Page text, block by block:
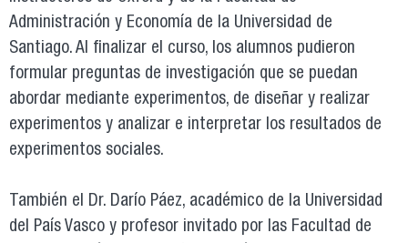
Administración y Economía de la Universidad de
Santiago. Al finalizar el curso, los alumnos pudieron
formular preguntas de investigación que se puedan
abordar mediante experimentos, de diseñar y realizar
experimentos y analizar e interpretar los resultados de
experimentos sociales.
También el Dr. Darío Páez, académico de la Universidad
del País Vasco y profesor invitado por las Facultad de